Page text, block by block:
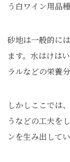
う白ワイン用品種
砂地は一般的に
ます。水はけは
ラルなどの栄養
しかしここでは
うなどの工夫を
ンを生み出してい